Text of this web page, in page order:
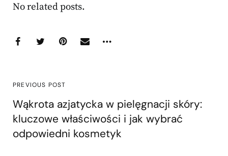
No related posts.
PREVIOUS POST
Wąkrota azjatycka w pielęgnacji skóry:
kluczowe właściwości i jak wybrać
odpowiedni kosmetyk